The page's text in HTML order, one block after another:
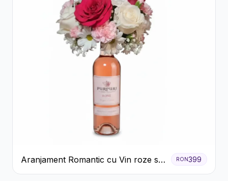
Aranjament Romantic cu Vin roze si
Flori pastel
RON399